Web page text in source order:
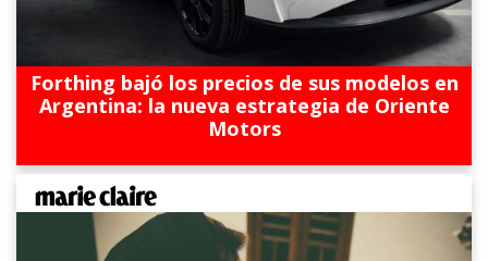
Forthing bajó los precios de sus modelos en
Argentina: la nueva estrategia de Oriente
Motors